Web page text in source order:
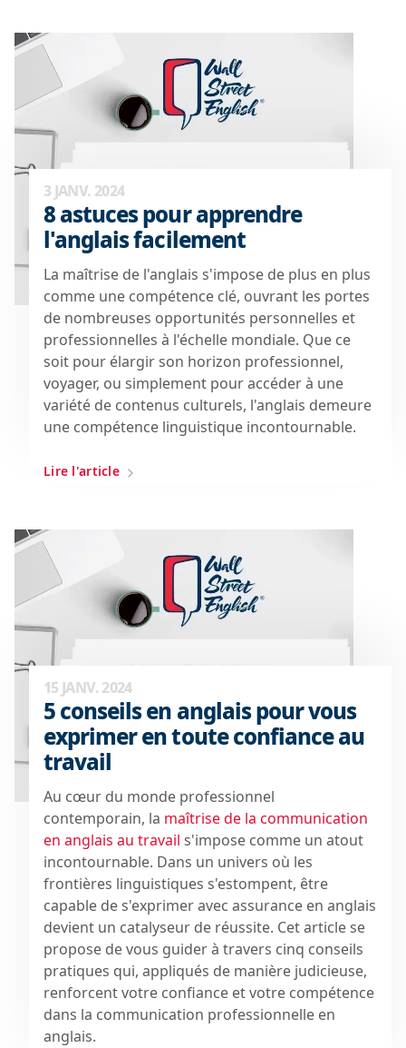
3 JANV. 2024
8 astuces pour apprendre
l'anglais facilement
La maîtrise de l'anglais s'impose de plus en plus
comme une compétence clé, ouvrant les portes
de nombreuses opportunités personnelles et
professionnelles à l'échelle mondiale. Que ce
soit pour élargir son horizon professionnel,
voyager, ou simplement pour accéder à une
variété de contenus culturels, l'anglais demeure
une compétence linguistique incontournable.
Lire l'article
15 JANV. 2024
5 conseils en anglais pour vous
exprimer en toute confiance au
travail
Au cœur du monde professionnel
contemporain, la maîtrise de la communication
en anglais au travail s'impose comme un atout
incontournable. Dans un univers où les
frontières linguistiques s'estompent, être
capable des'exprimer avec assurance en anglais
devient un catalyseur de réussite. Cet article se
propose de vous guider à travers cinq conseils
pratiques qui, appliqués de manière judicieuse,
renforcent votre confiance et votre compétence
dans la communication professionnelle en
anglais.